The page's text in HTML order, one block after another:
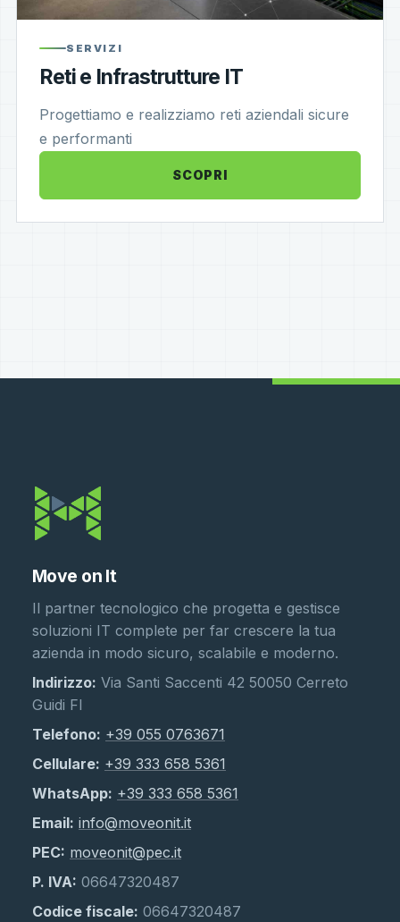
SERVIZI
Reti e Infrastrutture IT
Progettiamo e realizziamo reti aziendali sicure
e performanti
SCOPRI
Move on It
Il partner tecnologico che progetta e gestisce
soluzioni IT complete per far crescere la tua
azienda in modo sicuro, scalabile e moderno.
Indirizzo: Via Santi Saccenti 42 50050 Cerreto
Guidi FI
Telefono: +39 055 0763671
Cellulare: +39 333 658 5361
WhatsApp: +39 333 658 5361
Email: info@moveonit.it
PEC: moveonit@pec.it
P. IVA: 06647320487
Codice fiscale: 06647320487